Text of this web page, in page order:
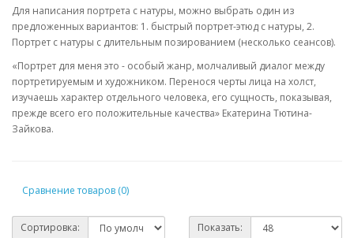
Для написания портрета с натуры, можно выбрать один из
предложенных вариантов: 1. быстрый портрет-этюд с натуры, 2.
Портрет с натуры с длительным позированием (несколько сеансов).
«Портрет для меня это - особый жанр, молчаливый диалог между
портретируемым и художником. Перенося черты лица на холст,
изучаешь характер отдельного человека, его сущность, показывая,
прежде всего его положительные качества» Екатерина Тютина-
Зайкова.
Сравнение товаров (0)
Сортировка: Показать: